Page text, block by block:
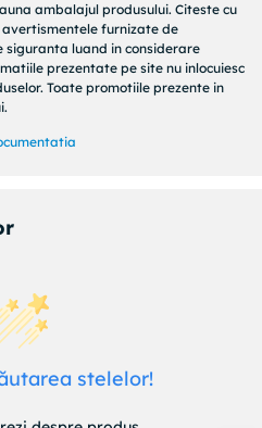
cu o becura incandescenta de
asigura o iluminare abundenta
unei atmosfere calde si
iluminare de inalta calitate cu
al zilei. Functia de dimare iti
de luminozitate pentru a se
de spirit.
Cu o temperatura de culoare
o lumina calda similara cu
ambalajul produsului. Citeste cu
furnizate de
luand in considerare
prezentate pe site nu inlocuiesc
Toate promotiile prezente in
stelelor!